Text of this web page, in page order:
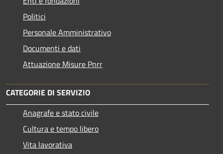
Politici
Personale Amministrativo
Documenti e dati
Attuazione Misure Pnrr
CATEGORIE DI SERVIZIO
Anagrafe e stato civile
Cultura e tempo libero
Vita lavorativa